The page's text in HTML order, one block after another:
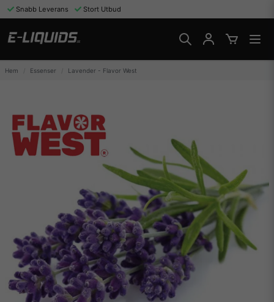
Snabb Leverans Stort Utbud
Hem Essenser Lavender - Flavor West